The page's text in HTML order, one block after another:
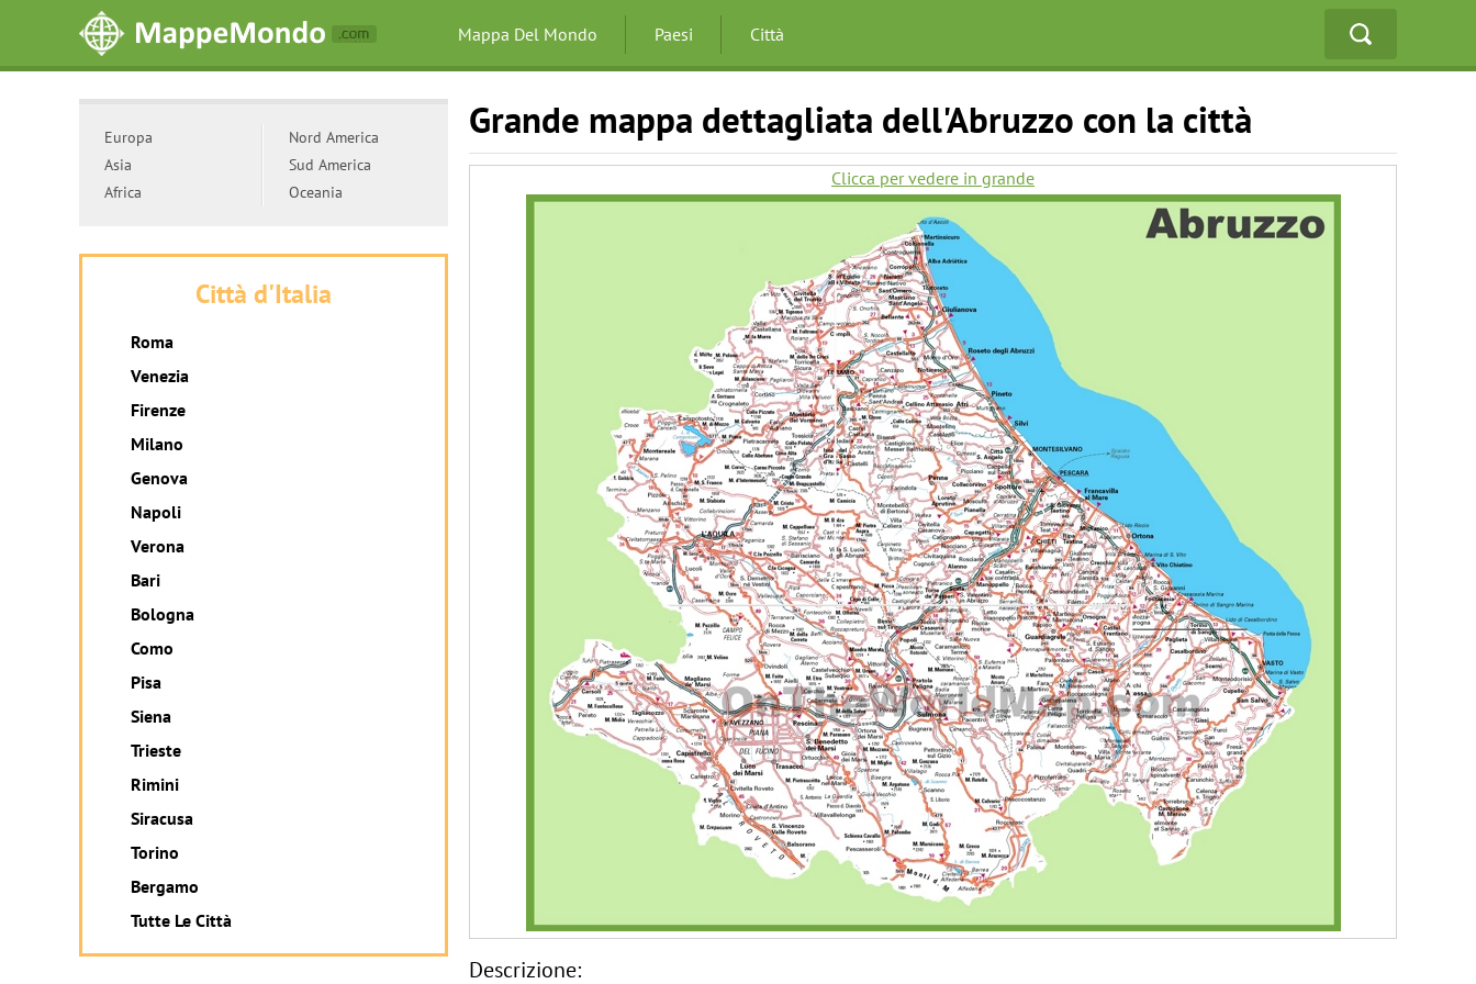
Mappa Del Mondo Paesi Città
Grande mappa dettagliata dell'Abruzzo con la città
Clicca per vedere in grande
Descrizione:
Europa
Asia
Africa
Nord America
Sud America
Oceania
Città d'Italia
Roma
Venezia
Firenze
Milano
Genova
Napoli
Verona
Bari
Bologna
Como
Pisa
Siena
Trieste
Rimini
Siracusa
Torino
Bergamo
Tutte Le Città